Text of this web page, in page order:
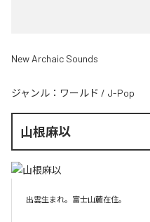
New Archaic Sounds
ジャンル： ワールド / J-Pop
山根麻以
出雲生まれ。富士山麓在住。